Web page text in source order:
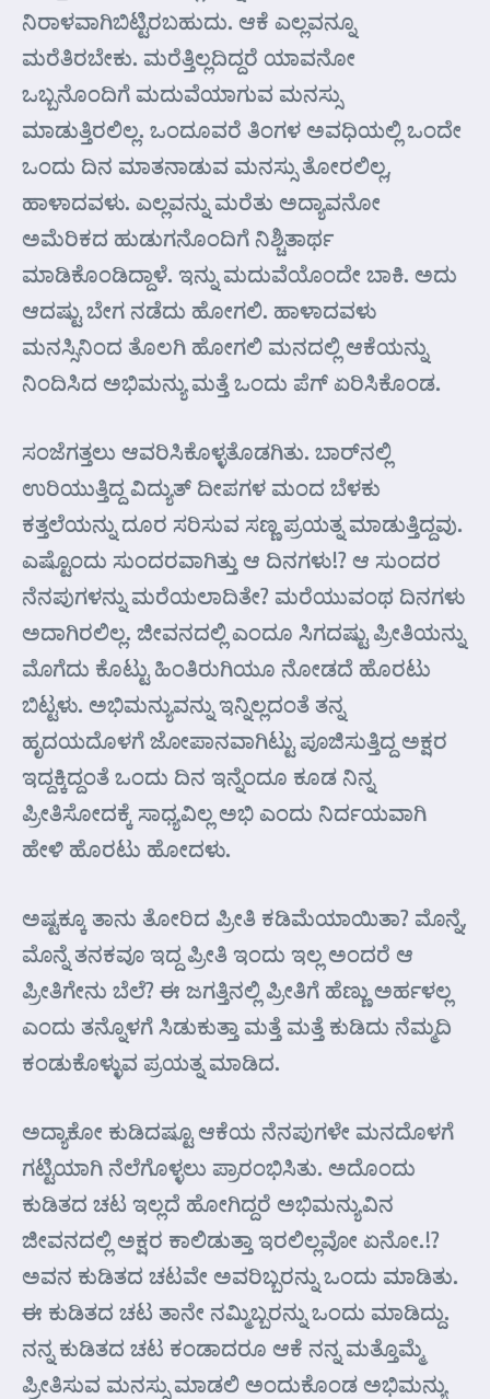
ನಿರಾಳವಾಗಿಬಿಟ್ಟಿರಬಹುದು. ಆಕೆ ಎಲ್ಲವನ್ನೂ
ಮರೆತಿರಬೇಕು. ಮರೆತ್ತಿಲ್ಲದಿದ್ದರೆ ಯಾವನೋ
ಒಬ್ಬನೊಂದಿಗೆ ಮದುವೆಯಾಗುವ ಮನಸ್ಸು
ಮಾಡುತ್ತಿರಲಿಲ್ಲ. ಒಂದೂವರೆ ತಿಂಗಳ ಅವಧಿಯಲ್ಲಿ ಒಂದೇ
ಒಂದು ದಿನ ಮಾತನಾಡುವ ಮನಸ್ಸು ತೋರಲಿಲ್ಲ,
ಹಾಳಾದವಳು. ಎಲ್ಲವನ್ನು ಮರೆತು ಅದ್ಯಾವನೋ
ಅಮೆರಿಕದ ಹುಡುಗನೊಂದಿಗೆ ನಿಶ್ಚಿತಾರ್ಥ
ಮಾಡಿಕೊಂಡಿದ್ದಾಳೆ. ಇನ್ನು ಮದುವೆಯೊಂದೇ ಬಾಕಿ. ಅದು
ಆದಷ್ಟು ಬೇಗ ನಡೆದು ಹೋಗಲಿ. ಹಾಳಾದವಳು
ಮನಸ್ಸಿನಿಂದ ತೊಲಗಿ ಹೋಗಲಿ ಮನದಲ್ಲಿ ಆಕೆಯನ್ನು
ನಿಂದಿಸಿದ ಅಭಿಮನ್ಯು ಮತ್ತೆ ಒಂದು ಪೆಗ್ ಏರಿಸಿಕೊಂಡ.
ಸಂಜೆಗತ್ತಲು ಆವರಿಸಿಕೊಳ್ಳತೊಡಗಿತು. ಬಾರ್‌ನಲ್ಲಿ
ಉರಿಯುತ್ತಿದ್ದ ವಿದ್ಯುತ್ ದೀಪಗಳ ಮಂದ ಬೆಳಕು
ಕತ್ತಲೆಯನ್ನು ದೂರ ಸರಿಸುವ ಸಣ್ಣ ಪ್ರಯತ್ನ ಮಾಡುತ್ತಿದ್ದವು.
ಎಷ್ಟೊಂದು ಸುಂದರವಾಗಿತ್ತು ಆ ದಿನಗಳು!? ಆ ಸುಂದರ
ನೆನಪುಗಳನ್ನು ಮರೆಯಲಾದಿತೇ? ಮರೆಯುವಂಥ ದಿನಗಳು
ಅದಾಗಿರಲಿಲ್ಲ. ಜೀವನದಲ್ಲಿ ಎಂದೂ ಸಿಗದಷ್ಟು ಪ್ರೀತಿಯನ್ನು
ಮೊಗೆದು ಕೊಟ್ಟು ಹಿಂತಿರುಗಿಯೂ ನೋಡದೆ ಹೊರಟು
ಬಿಟ್ಟಳು. ಅಭಿಮನ್ಯುವನ್ನು ಇನ್ನಿಲ್ಲದಂತೆ ತನ್ನ
ಹೃದಯದೊಳಗೆ ಜೋಪಾನವಾಗಿಟ್ಟು ಪೂಜಿಸುತ್ತಿದ್ದ ಅಕ್ಷರ
ಇದ್ದಕ್ಕಿದ್ದಂತೆ ಒಂದು ದಿನ ಇನ್ನೆಂದೂ ಕೂಡ ನಿನ್ನ
ಪ್ರೀತಿಸೋದಕ್ಕೆ ಸಾಧ್ಯವಿಲ್ಲ ಅಭಿ ಎಂದು ನಿರ್ದಯವಾಗಿ
ಹೇಳಿ ಹೊರಟು ಹೋದಳು.
ಅಷ್ಟಕ್ಕೂ ತಾನು ತೋರಿದ ಪ್ರೀತಿ ಕಡಿಮೆಯಾಯಿತಾ? ಮೊನ್ನೆ,
ಮೊನ್ನೆ ತನಕವೂ ಇದ್ದ ಪ್ರೀತಿ ಇಂದು ಇಲ್ಲ ಅಂದರೆ ಆ
ಪ್ರೀತಿಗೇನು ಬೆಲೆ? ಈ ಜಗತ್ತಿನಲ್ಲಿ ಪ್ರೀತಿಗೆ ಹೆಣ್ಣು ಅರ್ಹಳಲ್ಲ
ಎಂದು ತನ್ನೊಳಗೆ ಸಿಡುಕುತ್ತಾ ಮತ್ತೆ ಮತ್ತೆ ಕುಡಿದು ನೆಮ್ಮದಿ
ಕಂಡುಕೊಳ್ಳುವ ಪ್ರಯತ್ನ ಮಾಡಿದ.
ಅದ್ಯಾಕೋ ಕುಡಿದಷ್ಟೂ ಆಕೆಯ ನೆನಪುಗಳೇ ಮನದೊಳಗೆ
ಗಟ್ಟಿಯಾಗಿ ನೆಲೆಗೊಳ್ಳಲು ಪ್ರಾರಂಭಿಸಿತು. ಅದೊಂದು
ಕುಡಿತದ ಚಟ ಇಲ್ಲದೆ ಹೋಗಿದ್ದರೆ ಅಭಿಮನ್ಯುವಿನ
ಜೀವನದಲ್ಲಿ ಅಕ್ಷರ ಕಾಲಿಡುತ್ತಾ ಇರಲಿಲ್ಲವೋ ಏನೋ.!?
ಅವನ ಕುಡಿತದ ಚಟವೇ ಅವರಿಬ್ಬರನ್ನು ಒಂದು ಮಾಡಿತು.
ಈ ಕುಡಿತದ ಚಟ ತಾನೇ ನಮ್ಮಿಬ್ಬರನ್ನು ಒಂದು ಮಾಡಿದ್ದು.
ನನ್ನ ಕುಡಿತದ ಚಟ ಕಂಡಾದರೂ ಆಕೆ ನನ್ನ ಮತ್ತೊಮ್ಮೆ
ಪ್ರೀತಿಸುವ ಮನಸ್ಸು ಮಾಡಲಿ ಅಂದುಕೊಂಡ ಅಭಿಮನ್ಯು